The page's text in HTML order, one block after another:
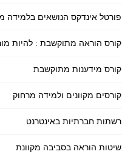
פורטל אינדקס הנושאים בלמידה
קורס הוראה מתוקשבת : להיות
קורס מידענות מתוקשבת
קורסים מקוונים ולמידה מרחוק
רשתות חברתיות באינטרנט
שיטות הוראה בסביבה מקוונת